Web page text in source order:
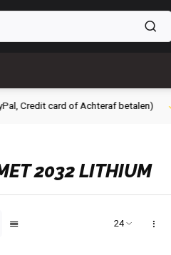
Credit card of Achteraf betalen)
2032 LITHIUM